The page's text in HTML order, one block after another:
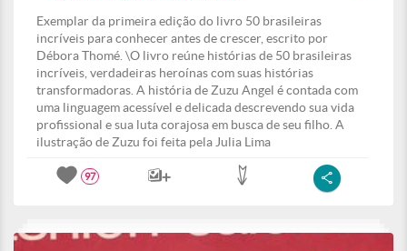
Exemplar da primeira edição do livro 50 brasileiras
incríveis para conhecer antes de crescer, escrito por
Débora Thomé. \O livro reúne histórias de 50 brasileiras
incríveis, verdadeiras heroínas com suas histórias
transformadoras. A história de Zuzu Angel é contada com
uma linguagem acessível e delicada descrevendo sua vida
profissional e sua luta corajosa em busca de seu filho. A
ilustração de Zuzu foi feita pela Julia Lima
97